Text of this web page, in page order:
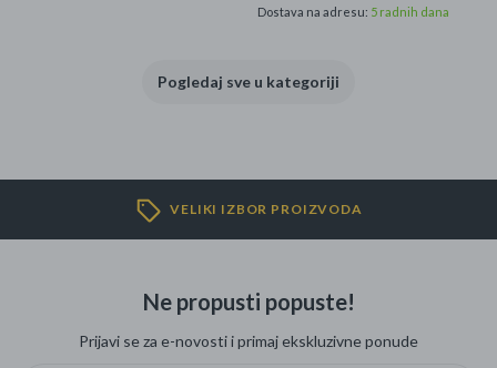
Dostava na adresu: 5 radnih dana
Pogledaj sve u kategoriji
VELIKI IZBOR PROIZVODA
Ne propusti popuste!
Prijavi se za e-novosti i primaj ekskluzivne ponude